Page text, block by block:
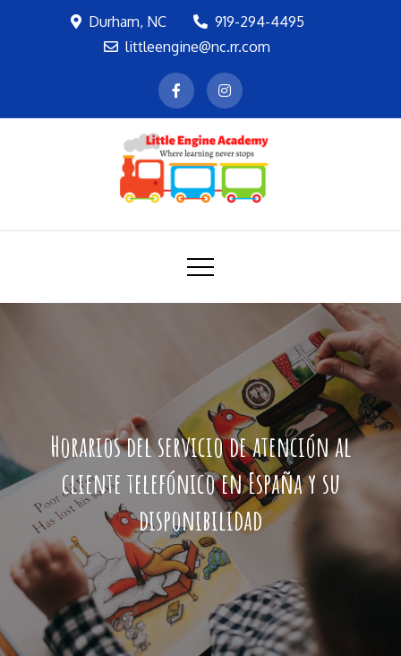
Durham, NC
919-294-4495
littleengine@nc.rr.com
LEA
Where learning never stops
Horarios del servicio de atención al
cliente telefónico en España y su
disponibilidad